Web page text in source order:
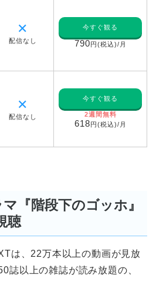
✕
配信なし
今すぐ観る
790円(税込)/月
✕
配信なし
今すぐ観る
2週間無料
618円(税込)/月
『階段下のゴッホ』
聴
は、22万本以上の動画が見放
誌以上の雑誌が読み放題の、